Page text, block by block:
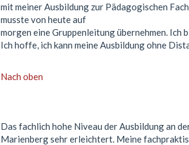
mit meiner Ausbildung zur Pädagogischen
musste von heute auf
morgen eine Gruppenleitung übernehmen. Ich
Ich hoffe, ich kann meine Ausbildung ohne
Nach oben
Das fachlich hohe Niveau der Ausbildung an
Marienberg sehr erleichtert. Meine